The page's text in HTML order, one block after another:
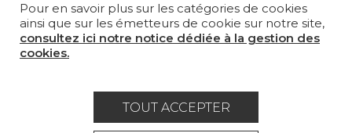
OÙ NOUS TROUVER ?
Carrière Contact
Lexique
Pour en savoir plus sur les catégories de cookies
ainsi que sur les émetteurs de cookie sur notre site,
consultez ici notre notice dédiée à la gestion des
cookies.
TOUT ACCEPTER